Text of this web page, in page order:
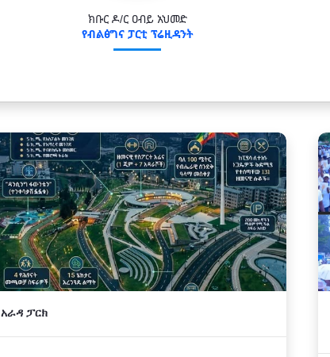
ክቡር ዶ/ር ዐብይ አህመድ
የብልፅግና ፓርቲ ፕሬዚዳንት
አራዳ ፓርክ